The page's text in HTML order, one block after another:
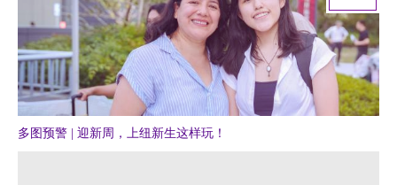
多图预警 | 迎新周，上纽新生这样玩！